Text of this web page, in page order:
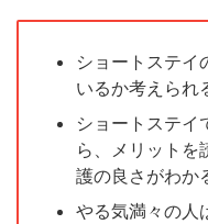
ショートステイ
いるか考えられ
ショートステイ
ら、メリットを
護の良さがわか
やる気満々の人